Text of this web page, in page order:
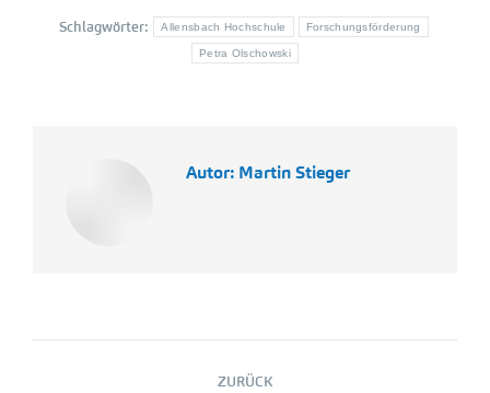
Schlagwörter: Allensbach Hochschule Forschungsförderung
Petra Olschowski
Autor: Martin Stieger
Kommentarnavigation
ZURÜCK